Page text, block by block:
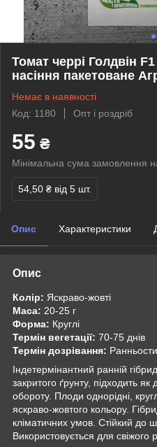
Томат черрі Голдвін
насіння пакетоване
Немає в наявності
Код: 1180
Опт і роздріб
55 ₴
Мінімальна сума замовлення
54,50 ₴ від 5 шт.
Опис Характеристики
Опис
Колір: Яскраво-жовті
Маса: 20-25 г
Форма: Круглі
Термін вегетації: 70-75 днів
Термін дозрівання:
Індетермінантний ранній
закритого ґрунту, підходить
обороту. Плоди однорідні,
яскраво-жовтого кольору.
кліматичних умов. Стійкий до
Використовується для свіжого